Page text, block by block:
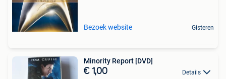
Bezoek website Gisteren
Minority Report [DVD]
€ 1,00 Details